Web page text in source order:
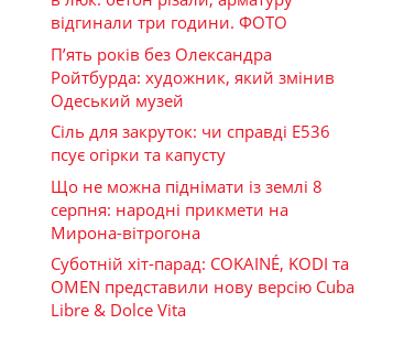
відгинали три години. ФОТО
П’ять років без Олександра
Ройтбурда: художник, який змінив
Одеський музей
Сіль для закруток: чи справді Е536
псує огірки та капусту
Що не можна піднімати із землі 8
серпня: народні прикмети на
Мирона-вітрогона
Суботній хіт-парад: COKAINÉ, KODI та
OMEN представили нову версію Cuba
Libre & Dolce Vita